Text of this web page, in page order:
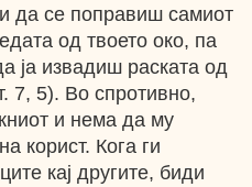
да се поправиш самиот
од твоето око, па
ја извадиш раската од
7, 5). Во спротивно,
и нема да му
корист. Кога ги
кај другите, биди